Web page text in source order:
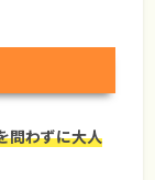
問わずに大人